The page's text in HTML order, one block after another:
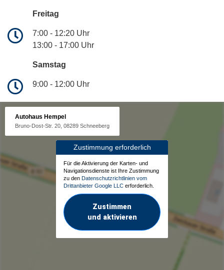
Freitag
7:00 - 12:20 Uhr
13:00 - 17:00 Uhr
Samstag
9:00 - 12:00 Uhr
Autohaus Hempel
Bruno-Dost-Str. 20, 08289 Schneeberg
Zustimmung erforderlich
Für die Aktivierung der Karten- und
Navigationsdienste ist Ihre Zustimmung
zu den Datenschutzrichtlinien vom
Drittanbieter Google LLC erforderlich.
Zustimmen
und aktivieren